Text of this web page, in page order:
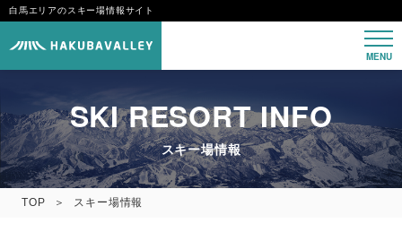
白馬エリアのスキー場情報サイト
MENU
SKI RESORT INFO
スキー場情報
TOP スキー場情報